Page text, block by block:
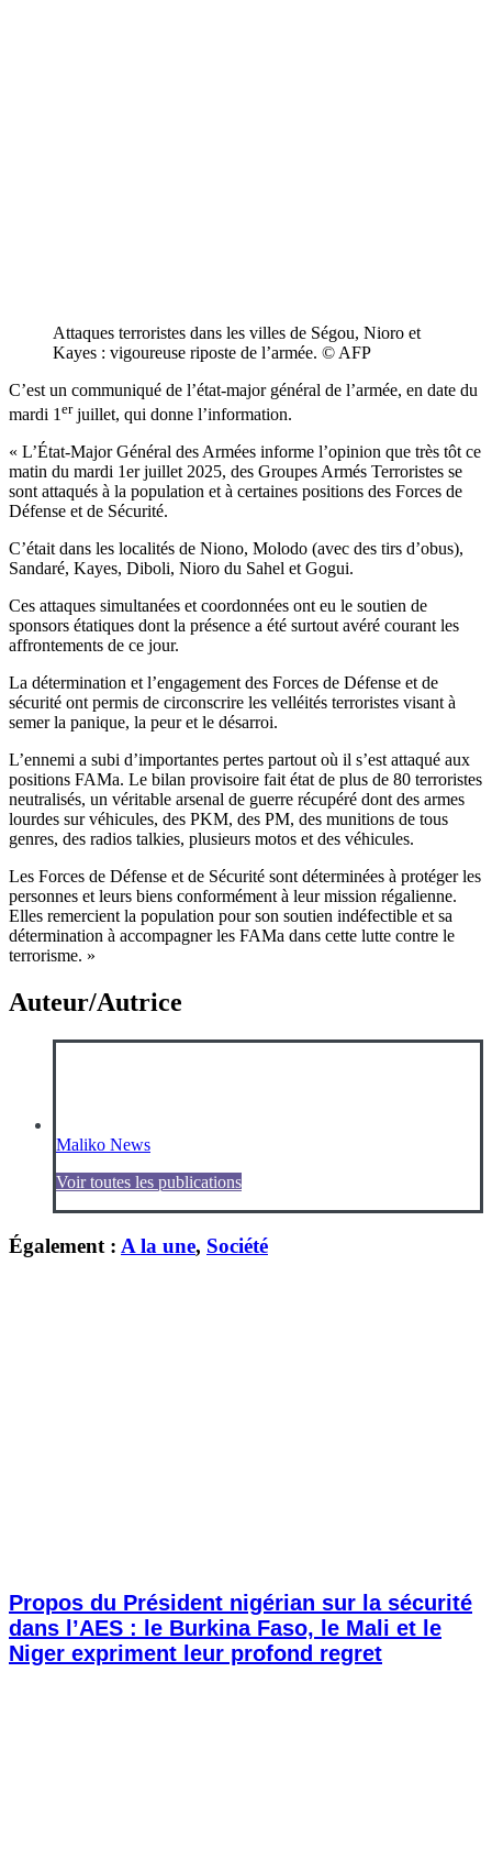
Attaques terroristes dans les villes de Ségou, Nioro et
Kayes : vigoureuse riposte de l’armée. © AFP
C’est un communiqué de l’état-major général de l’armée, en date du
mardi 1 erjuillet, qui donne l’information.
« L’État-Major Général des Armées informe l’opinion que très tôt ce
matin du mardi 1er juillet 2025, des Groupes Armés Terroristes se
sont attaqués à la population et à certaines positions des Forces de
Défense et de Sécurité.
C’était dans les localités de Niono, Molodo (avec des tirs d’obus),
Sandaré, Kayes, Diboli, Nioro du Sahel et Gogui.
Ces attaques simultanées et coordonnées ont eu le soutien de
sponsors étatiques dont la présence a été surtout avéré courant les
affrontements de ce jour.
La détermination et l’engagement des Forces de Défense et de
sécurité ont permis de circonscrire les velléités terroristes visant à
semer la panique, la peur et le désarroi.
L’ennemi a subi d’importantes pertes partout où il s’est attaqué aux
positions FAMa. Le bilan provisoire fait état de plus de 80 terroristes
neutralisés, un véritable arsenal de guerre récupéré dont des armes
lourdes sur véhicules, des PKM, des PM, des munitions de tous
genres, des radios talkies, plusieurs motos et des véhicules.
Les Forces de Défense et de Sécurité sont déterminées à protéger les
personnes et leurs biens conformément à leur mission régalienne.
Elles remercient la population pour son soutien indéfectible et sa
détermination à accompagner les FAMa dans cette lutte contre le
terrorisme. »
Auteur/Autrice
Maliko News
Voir toutes les publications
Également : A la une, Société
Propos du Président nigérian sur la sécurité
dans l’AES : le Burkina Faso, le Mali et le
Niger expriment leur profond regret